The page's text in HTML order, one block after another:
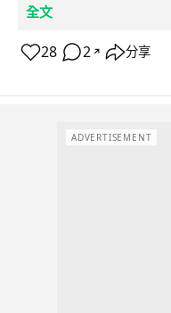
全文
28 2 ↗ 分享
ADVERTISEMENT